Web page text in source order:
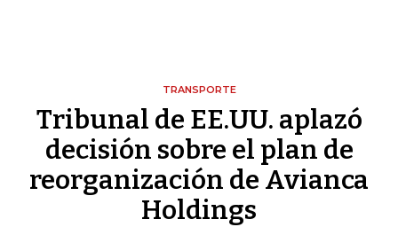
TRANSPORTE
Tribunal de EE.UU. aplazó
decisión sobre el plan de
reorganización de Avianca
Holdings